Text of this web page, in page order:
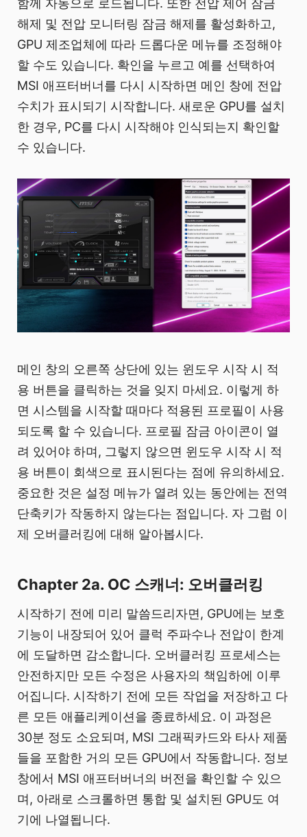
함께 자동으로 로드됩니다. 또한 전압 제어 잠금
해제 및 전압 모니터링 잠금 해제를 활성화하고,
GPU 제조업체에 따라 드롭다운 메뉴를 조정해야
할 수도 있습니다. 확인을 누르고 예를 선택하여
MSI 애프터버너를 다시 시작하면 메인 창에 전압
수치가 표시되기 시작합니다. 새로운 GPU를 설치
한 경우, PC를 다시 시작해야 인식되는지 확인할
수 있습니다.
메인 창의 오른쪽 상단에 있는 윈도우 시작 시 적
용 버튼을 클릭하는 것을 잊지 마세요. 이렇게 하
면 시스템을 시작할 때마다 적용된 프로필이 사용
되도록 할 수 있습니다. 프로필 잠금 아이콘이 열
려 있어야 하며, 그렇지 않으면 윈도우 시작 시 적
용 버튼이 회색으로 표시된다는 점에 유의하세요.
중요한 것은 설정 메뉴가 열려 있는 동안에는 전역
단축키가 작동하지 않는다는 점입니다. 자 그럼 이
제 오버클러킹에 대해 알아봅시다.
Chapter 2a. OC 스캐너: 오버클러킹
시작하기 전에 미리 말씀드리자면, GPU에는 보호
기능이 내장되어 있어 클럭 주파수나 전압이 한계
에 도달하면 감소합니다. 오버클러킹 프로세스는
안전하지만 모든 수정은 사용자의 책임하에 이루
어집니다. 시작하기 전에 모든 작업을 저장하고 다
른 모든 애플리케이션을 종료하세요. 이 과정은
30분 정도 소요되며, MSI 그래픽카드와 타사 제품
들을 포함한 거의 모든 GPU에서 작동합니다. 정보
창에서 MSI 애프터버너의 버전을 확인할 수 있으
며, 아래로 스크롤하면 통합 및 설치된 GPU도 여
기에 나열됩니다.